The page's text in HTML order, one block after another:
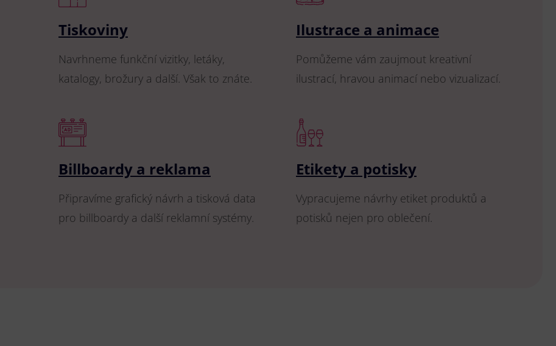
Tiskoviny
Navrhneme funkční vizitky, letáky,
katalogy, brožury a další. Však to znáte.
Ilustrace a animace
Pomůžeme vám zaujmout kreativní
ilustrací, hravou animací nebo vizualizací.
Billboardy a reklama
Připravíme grafický návrh a tisková data
pro billboardy a další reklamní systémy.
Etikety a potisky
Vypracujeme návrhy etiket produktů a
potisků nejen pro oblečení.